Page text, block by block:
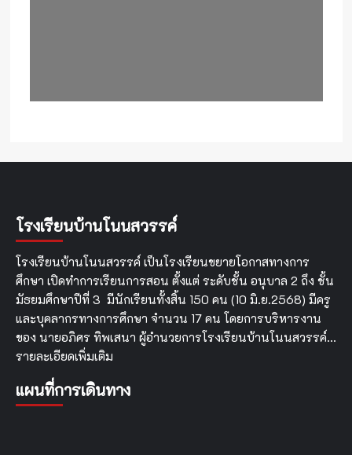
โรงเรียนบ้านโนนสวรรค์
โรงเรียนบ้านโนนสวรรค์ เป็นโรงเรียนขยายโอกาสทางการ
ศึกษา เปิดทำการเรียนการสอน ตั้งแต่ ระดับชั้น อนุบาล 2 ถึง ชั้น
มัธยมศึกษาปีที่ 3 มีนักเรียนทั้งสิ้น 150 คน (10 มิ.ย.2568) มีครู
และบุคลากรทางการศึกษา จำนวน 17 คน โดยการบริหารงาน
ของ นายอภิศร ทิพเสนา ผู้อำนวยการโรงเรียนบ้านโนนสวรรค์…
รายละเอียดเพิ่มเติม
แผนที่การเดินทาง